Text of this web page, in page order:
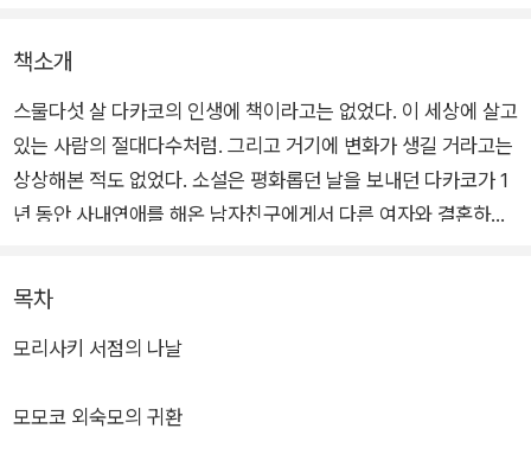
책소개
스물다섯 살 다카코의 인생에 책이라고는 없었다. 이 세상에 살고
있는 사람의 절대다수처럼. 그리고 거기에 변화가 생길 거라고는
상상해본 적도 없었다. 소설은 평화롭던 날을 보내던 다카코가 1
년 동안 사내연애를 해온 남자친구에게서 다른 여자와 결혼하게
이별의 충격으로 회사마저 그만두고 폐인이 되어 집에 틀어박혔
는데, 어느 날 왕래가 뜸했던 외삼촌에게 전화가 걸려온다. 진보
라고. 책이라고는 학교 수업 때 읽은 게 전부인데 갑자기 헌책방
목차
모리사키 서점의 나날
모모코 외숙모의 귀환